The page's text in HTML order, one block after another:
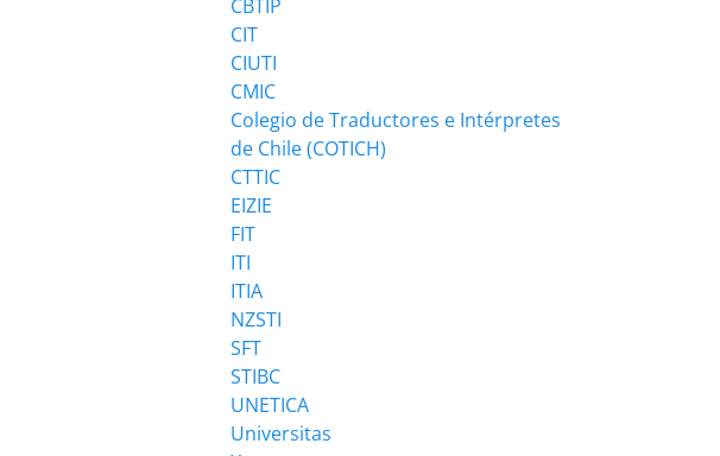
CBTIP
CIT
CIUTI
CMIC
Colegio de Traductores e Intérpretes
de Chile (COTICH)
CTTIC
EIZIE
FIT
ITI
ITIA
NZSTI
SFT
STIBC
UNETICA
Universitas